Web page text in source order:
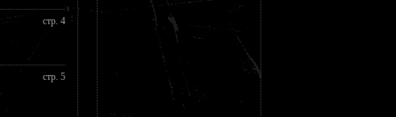
стр. 4
стр. 5